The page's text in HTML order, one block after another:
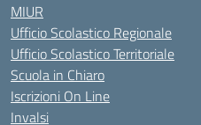
MIUR
Ufficio Scolastico Regionale
Ufficio Scolastico Territoriale
Scuola in Chiaro
Iscrizioni On Line
Invalsi